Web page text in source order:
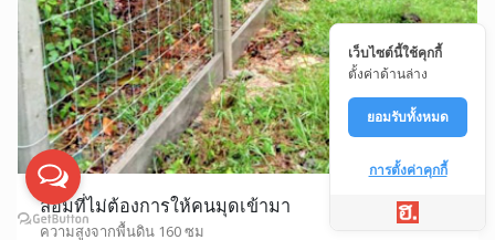
ล้อมที่ไม่ต้องการให้คนมุดเข้ามา
ความสูงจากพื้นดิน 160 ซม
เว็บไซต์นี้ใช้คุกกี้
ตั้งค่าด้านล่าง
ยอมรับทั้งหมด
การตั้งค่าคุกกี้